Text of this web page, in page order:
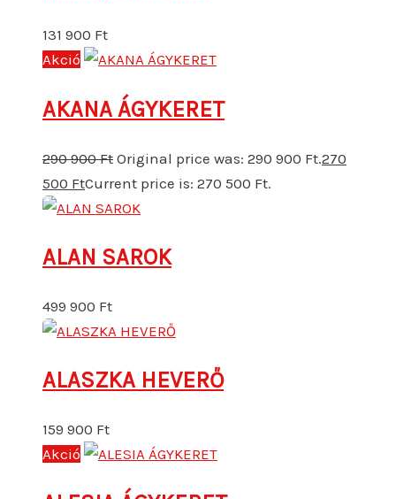
131 900 Ft
Akció
AKANA ÁGYKERET
290 900Ft Original price was: 290 900 Ft.270
500 FtCurrent price is: 270 500 Ft.
ALAN SAROK
499 900 Ft
ALASZKA HEVERŐ
159 900 Ft
Akció